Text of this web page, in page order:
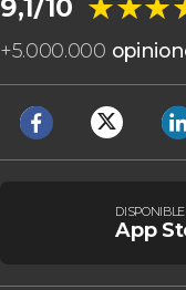
9,1/10
+5.000.000
App